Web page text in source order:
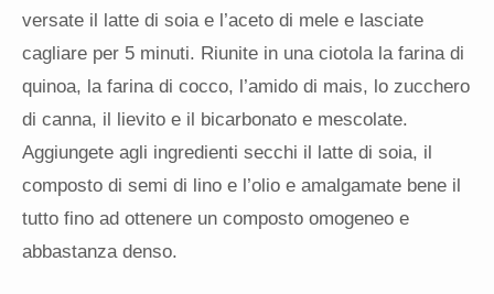
versate il latte di soia e l’aceto di mele e lasciate
cagliare per 5 minuti. Riunite in una ciotola la farina di
quinoa, la farina di cocco, l’amido di mais, lo zucchero
di canna, il lievito e il bicarbonato e mescolate.
Aggiungete agli ingredienti secchi il latte di soia, il
composto di semi di lino e l’olio e amalgamate bene il
tutto fino ad ottenere un composto omogeneo e
abbastanza denso.